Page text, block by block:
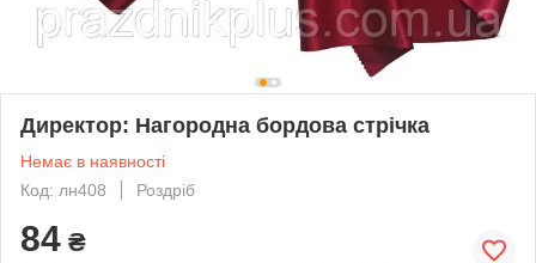
Директор: Нагородна бордова стрічка
Немає в наявності
Код: лн408
Роздріб
84 ₴